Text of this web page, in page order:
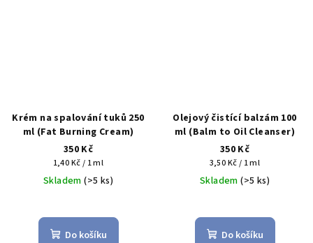
Krém na spalování tuků 250
ml (Fat Burning Cream)
350 Kč
Měrná
cena:
1,40 Kč / 1 ml
Skladem(>5 ks)
Do košíku
Olejový čistící balzám 100
ml (Balm to Oil Cleanser)
350 Kč
Měrná
cena:
3,50 Kč / 1 ml
Skladem(>5 ks)
Do košíku